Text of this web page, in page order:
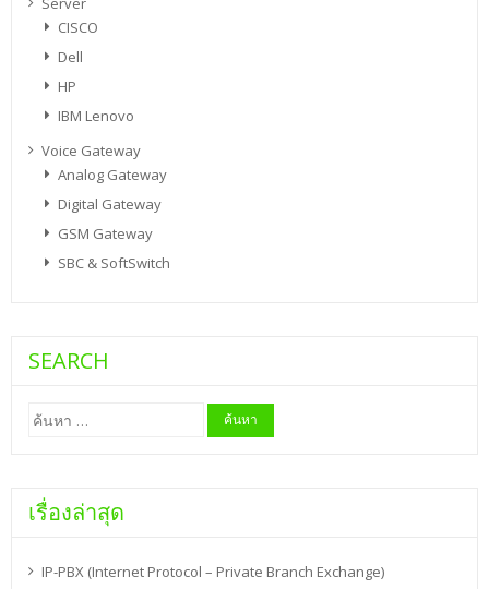
CISCO
Dell
HP
IBM Lenovo
Voice Gateway
Analog Gateway
Digital Gateway
GSM Gateway
SBC & SoftSwitch
SEARCH
ค้นหา
สำหรับ:
เรื่องล่าสุด
IP-PBX (Internet Protocol – Private Branch Exchange)